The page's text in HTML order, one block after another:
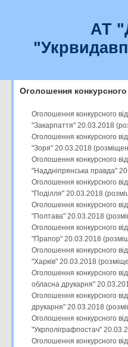
АТ
Оголошення конкурсного
Оголошення конкурсного
"Закарпаття" 20.03.2018
Оголошення конкурсного
"Зоря" 20.03.2018
Оголошення конкурсного
"Наддніпрянська правда"
Оголошення конкурсного
"Поділля" 20.03.2018
Оголошення конкурсного
"Полтава" 20.03.2018
Оголошення конкурсного
"Прапор" 20.03.2018
Оголошення конкурсного
"Харків" 20.03.2018
Оголошення конкурсного
обласна друкарня"
Оголошення конкурсного
друкарня" 20.03.2018
Оголошення конкурсного
"Укрполіграфпостач"
Оголошення конкурсного